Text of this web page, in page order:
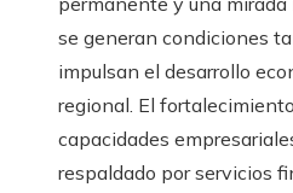
se generan condiciones
impulsan el desarrollo
regional. El
capacidades
respaldado por servicios